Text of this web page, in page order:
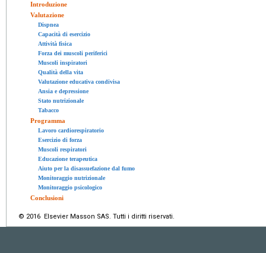
Introduzione
Valutazione
Dispnea
Capacità di esercizio
Attività fisica
Forza dei muscoli periferici
Muscoli inspiratori
Qualità della vita
Valutazione educativa condivisa
Ansia e depressione
Stato nutrizionale
Tabacco
Programma
Lavoro cardiorespiratorio
Esercizio di forza
Muscoli respiratori
Educazione terapeutica
Aiuto per la disassuefazione dal fumo
Monitoraggio nutrizionale
Monitoraggio psicologico
Conclusioni
© 2016 Elsevier Masson SAS. Tutti i diritti riservati.